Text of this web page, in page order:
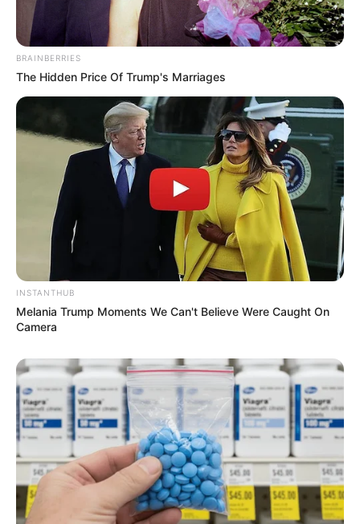
BRAINBERRIES
The Hidden Price Of Trump's Marriages
INSTANTHUB
Melania Trump Moments We Can't Believe Were Caught On
Camera